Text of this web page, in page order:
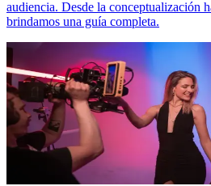
audiencia. Desde la conceptualización
brindamos una guía completa.